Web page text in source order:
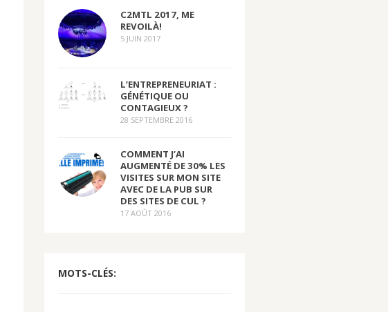
C2MTL 2017, ME
REVOILÀ!
5 JUIN 2017
L’ENTREPRENEURIAT :
GÉNÉTIQUE OU
CONTAGIEUX ?
28 SEPTEMBRE 2016
COMMENT J’AI
AUGMENTÉ DE 30% LES
VISITES SUR MON SITE
AVEC DE LA PUB SUR
DES SITES DE CUL ?
17 AOÛT 2016
MOTS-CLÉS: